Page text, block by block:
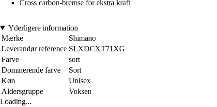
Cross carbon-bremse for ekstra kraft
Yderligere information
Mærke
Shimano
Leverandør reference SLXDCXT71XG
Farve
sort
Dominerende farve
Sort
Køn
Unisex
Aldersgruppe
Voksen
Loading...